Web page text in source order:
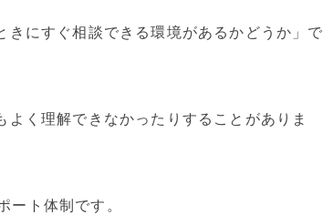
にすぐ相談できる環境があるかどうか」で
く理解できなかったりすることがありま
ト体制です。